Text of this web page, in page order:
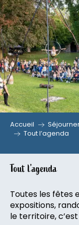
Aller
au
contenu
principal
Accueil
Tout l’agenda
Tout l’agenda
Toutes les fêtes
expositions,
le territoire,